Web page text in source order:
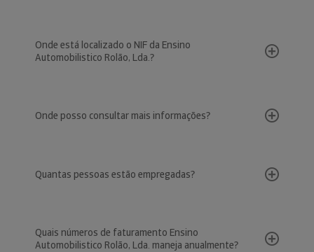
Onde está localizado o NIF da Ensino
Automobilistico Rolão, Lda.?
Onde posso consultar mais informações?
Quantas pessoas estão empregadas?
Quais números de faturamento Ensino
Automobilistico Rolão, Lda. maneja anualmente?